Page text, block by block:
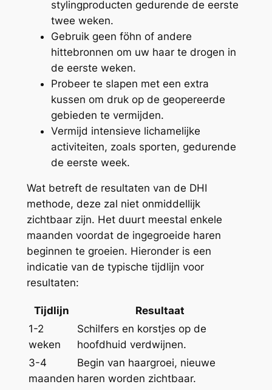
stylingproducten gedurende de eerste
twee weken.
Gebruik geen föhn of andere
hittebronnen om uw haar te drogen in
de eerste weken.
Probeer te slapen met een extra
kussen om druk op de geopereerde
gebieden te vermijden.
Vermijd intensieve lichamelijke
activiteiten, zoals sporten, gedurende
de eerste week.
Wat betreft de resultaten van de DHI
methode, deze zal niet onmiddellijk
zichtbaar zijn. Het duurt meestal enkele
maanden voordat de ingegroeide haren
beginnen te groeien. Hieronder is een
indicatie van de typische tijdlijn voor
resultaten:
Tijdlijn
Resultaat
1-2
weken
Schilfers en korstjes op de
hoofdhuid verdwijnen.
3-4
maanden
Begin van haargroei, nieuwe
haren worden zichtbaar.